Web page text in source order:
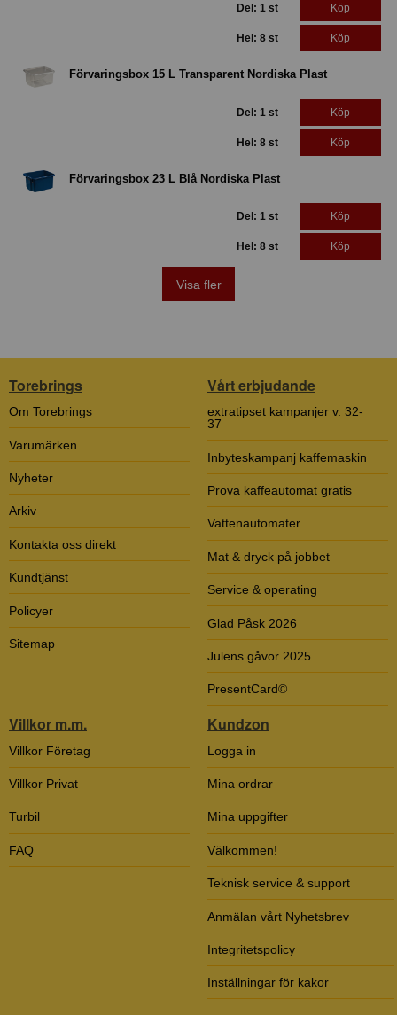
Del: 1 st Köp
Hel: 8 st Köp
Förvaringsbox 15 L Transparent Nordiska Plast
Del: 1 st Köp
Hel: 8 st Köp
Förvaringsbox 23 L Blå Nordiska Plast
Del: 1 st Köp
Hel: 8 st Köp
Visa fler
Torebrings
Om Torebrings
Varumärken
Nyheter
Arkiv
Kontakta oss direkt
Kundtjänst
Policyer
Sitemap
Vårt erbjudande
extratipset kampanjer v. 32-
37
Inbyteskampanj kaffemaskin
Prova kaffeautomat gratis
Vattenautomater
Mat & dryck på jobbet
Service & operating
Glad Påsk 2026
Julens gåvor 2025
PresentCard©
Villkor m.m.
Villkor Företag
Villkor Privat
Turbil
FAQ
Kundzon
Logga in
Mina ordrar
Mina uppgifter
Välkommen!
Teknisk service & support
Anmälan vårt Nyhetsbrev
Integritetspolicy
Inställningar för kakor